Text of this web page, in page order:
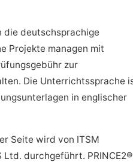
die deutschsprachige
Projekte managen mit
zur
Die Unterrichtssprache
in englischer
Seite wird von ITSM
Ltd. durchgeführt. PRINCE2®